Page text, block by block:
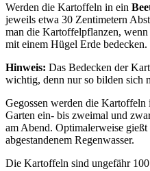
Werden die Kartoffeln in ein
jeweils etwa 30 Zentimetern
man die Kartoffelpflanzen,
mit einem Hügel Erde bedecken.
Hinweis: Das Bedecken der
wichtig, denn nur so bilden sich
Gegossen werden die
Garten ein- bis zweimal und
am Abend. Optimalerweise
abgestandenem Regenwasser.
Die Kartoffeln sind ungefähr